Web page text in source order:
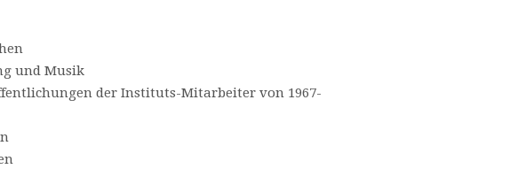
und Musik
der Instituts-Mitarbeiter von 1967-